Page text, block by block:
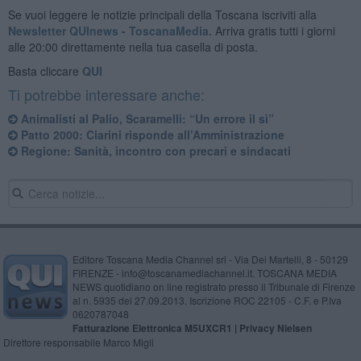
Se vuoi leggere le notizie principali della Toscana iscriviti alla
Newsletter QUInews - ToscanaMedia. Arriva gratis tutti i giorni
alle 20:00 direttamente nella tua casella di posta.
Basta cliccare QUI
Ti potrebbe interessare anche:
Animalisti al Palio, Scaramelli: “Un errore il sì”
Patto 2000: Ciarini risponde all’Amministrazione
Regione: Sanità, incontro con precari e sindacati
Editore Toscana Media Channel srl - Via Dei Martelli, 8 - 50129
FIRENZE - info@toscanamediachannel.it. TOSCANA MEDIA
NEWS quotidiano on line registrato presso il Tribunale di Firenze
al n. 5935 del 27.09.2013. Iscrizione ROC 22105 - C.F. e P.Iva
0620787048
Fatturazione Elettronica M5UXCR1 | Privacy Nielsen
Direttore responsabile Marco Migli